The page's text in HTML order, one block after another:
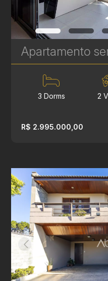
3 Dorms 2
R$ 2.995.000,00